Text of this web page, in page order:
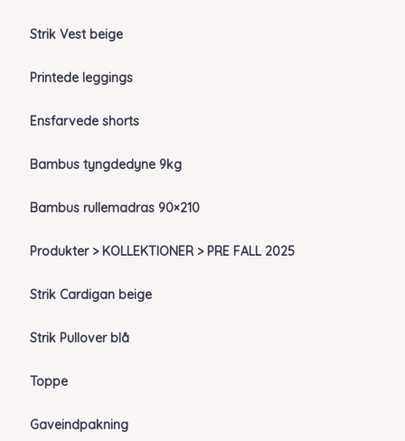
Strik Vest beige
Printede leggings
Ensfarvede shorts
Bambus tyngdedyne 9kg
Bambus rullemadras 90×210
Produkter > KOLLEKTIONER > PRE FALL 2025
Strik Cardigan beige
Strik Pullover blå
Toppe
Gaveindpakning